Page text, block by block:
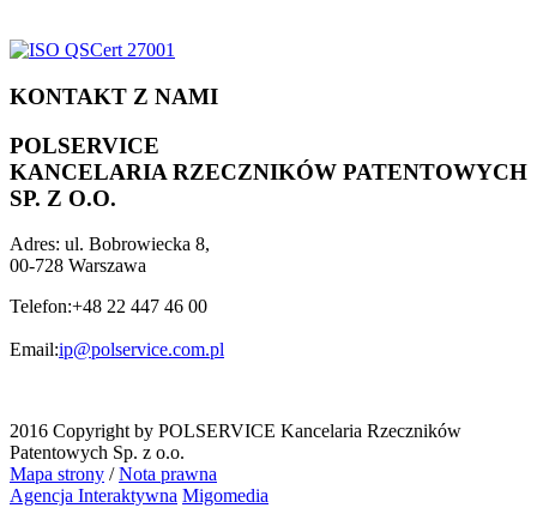
KONTAKT Z NAMI
POLSERVICE
KANCELARIA RZECZNIKÓW PATENTOWYCH
SP. Z O.O.
Adres: ul. Bobrowiecka 8,
00-728 Warszawa
Telefon:+48 22 447 46 00
Email:ip@polservice.com.pl
2016 Copyright by POLSERVICE Kancelaria Rzeczników
Patentowych Sp. z o.o.
Mapa strony /Nota prawna
Agencja Interaktywna Migomedia